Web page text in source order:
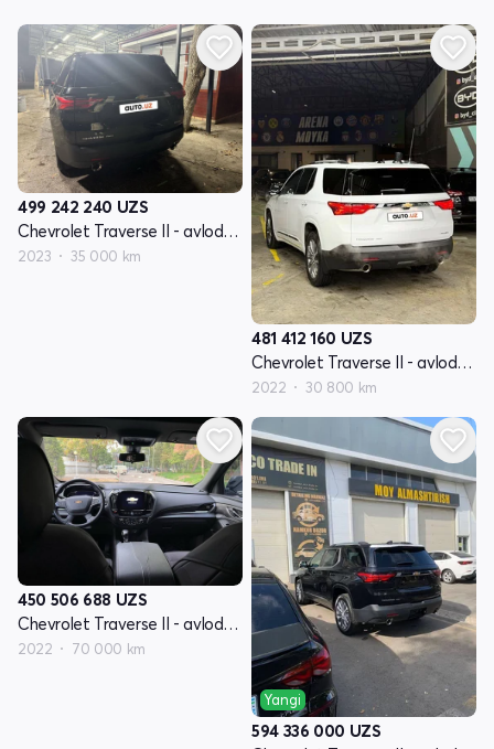
499 242 240 UZS
Chevrolet Traverse II - avlod restyling
2023 35 000 km
481 412 160 UZS
Chevrolet Traverse II - avlod restyling
2022 30 800 km
450 506 688 UZS
Chevrolet Traverse II - avlod restyling
2022 70 000 km
Yangi
594 336 000 UZS